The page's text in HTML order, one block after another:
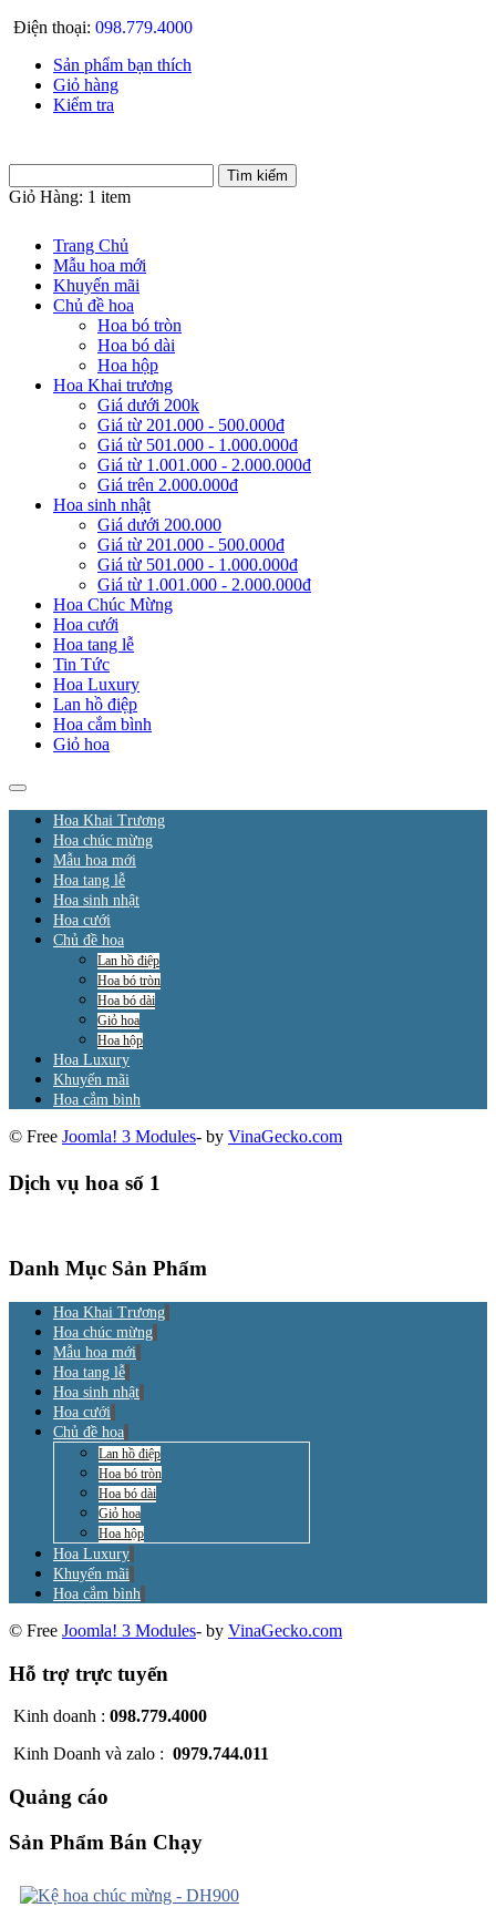
Điện thoại: 098.779.4000
Sản phẩm bạn thích
Giỏ hàng
Kiểm tra
Giỏ Hàng: 1 item
Trang Chủ
Mẫu hoa mới
Khuyến mãi
Chủ đề hoa
Hoa bó tròn
Hoa bó dài
Hoa hộp
Hoa Khai trương
Giá dưới 200k
Giá từ 201.000 - 500.000đ
Giá từ 501.000 - 1.000.000đ
Giá từ 1.001.000 - 2.000.000đ
Giá trên 2.000.000đ
Hoa sinh nhật
Giá dưới 200.000
Giá từ 201.000 - 500.000đ
Giá từ 501.000 - 1.000.000đ
Giá từ 1.001.000 - 2.000.000đ
Hoa Chúc Mừng
Hoa cưới
Hoa tang lễ
Tin Tức
Hoa Luxury
Lan hồ điệp
Hoa cắm bình
Giỏ hoa
Hoa Khai Trương
Hoa chúc mừng
Mẫu hoa mới
Hoa tang lễ
Hoa sinh nhật
Hoa cưới
Chủ đề hoa
Lan hồ điệp
Hoa bó tròn
Hoa bó dài
Giỏ hoa
Hoa hộp
Hoa Luxury
Khuyến mãi
Hoa cắm bình
© Free Joomla! 3 Modules- by VinaGecko.com
Dịch vụ hoa số 1
Danh Mục Sản Phẩm
Hoa Khai Trương
Hoa chúc mừng
Mẫu hoa mới
Hoa tang lễ
Hoa sinh nhật
Hoa cưới
Chủ đề hoa
Lan hồ điệp
Hoa bó tròn
Hoa bó dài
Giỏ hoa
Hoa hộp
Hoa Luxury
Khuyến mãi
Hoa cắm bình
© Free Joomla! 3 Modules- by VinaGecko.com
Hỗ trợ trực tuyến
Kinh doanh : 098.779.4000
Kinh Doanh và zalo : 0979.744.011
Quảng cáo
Sản Phẩm Bán Chạy